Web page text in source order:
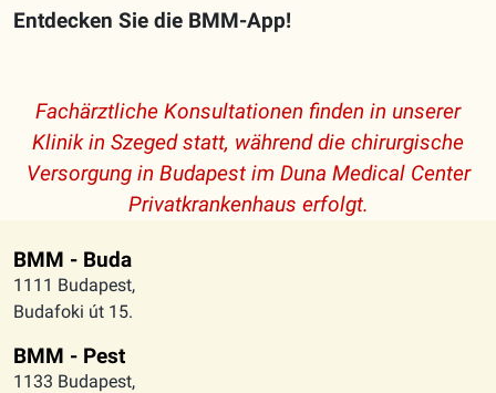
Entdecken Sie die BMM-App!
Fachärztliche Konsultationen finden in unserer
Klinik in Szeged statt, während die chirurgische
Versorgung in Budapest im Duna Medical Center
Privatkrankenhaus erfolgt.
BMM - Buda
1111 Budapest,
Budafoki út 15.
BMM - Pest
1133 Budapest,